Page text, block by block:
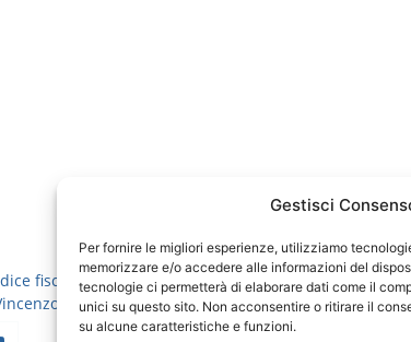
Gestisci
Per fornire le migliori esperienze, utilizziamo
memorizzare e/o accedere alle informazioni del
tecnologie ci permetterà di elaborare dati come il
unici su questo sito. Non acconsentire o ritirare il
su alcune caratteristiche e funzioni.
fiscale 80069130583
D'Anna